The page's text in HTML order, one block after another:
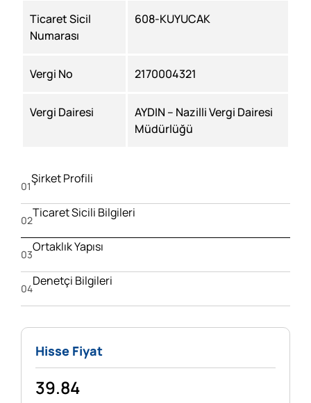
Gizliliğinizi Önemseyerek Çalışıyoruz.
01
Şirket Profili
02
Ticaret Sicili Bilgileri
03
Ortaklık Yapısı
04
Denetçi Bilgileri
Hisse Fiyat
39.84
Ticaret Sicil
Numarası
608-KUYUCAK
Vergi No 2170004321
Vergi Dairesi
AYDIN – Nazilli Vergi Dairesi
Müdürlüğü